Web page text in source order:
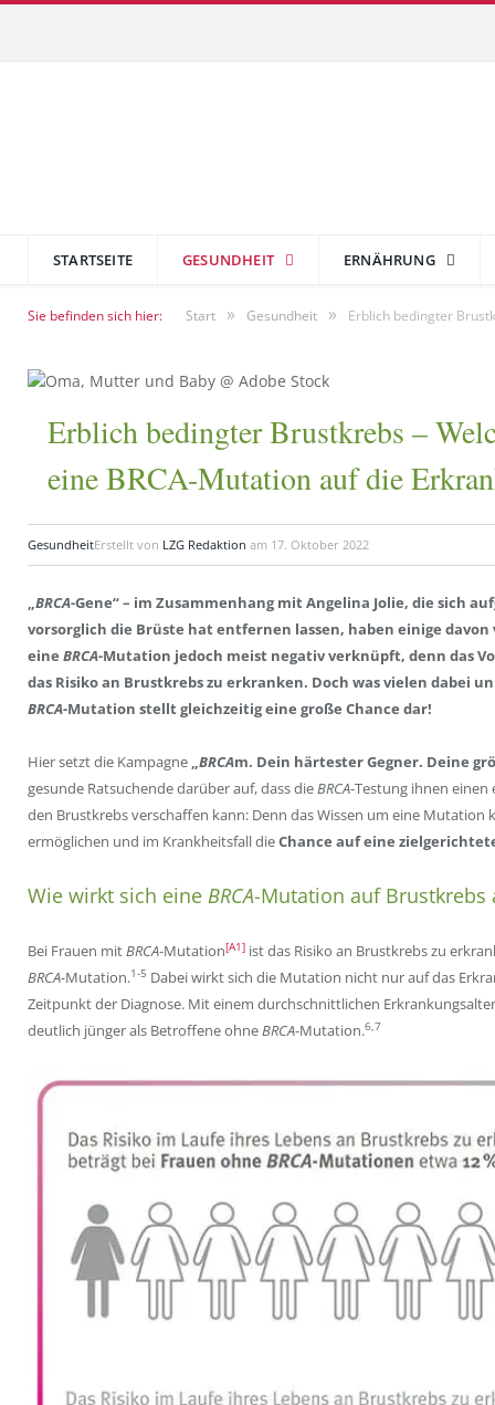
STARTSEITE GESUNDHEIT ERNÄHRUNG
Sie befinden sich hier: Start » Gesundheit » Erblich bedingter
Erblich bedingter Brustkrebs –
eine BRCA-Mutation auf die
Erstellt von LZG Redaktion am 17. Oktober 2022
Gesundheit
„BRCA-Gene“ – im Zusammenhang mit Angelina Jolie, die sich
vorsorglich die Brüste hat entfernen lassen, haben einige
eine BRCA-Mutation jedoch meist negativ verknüpft, denn das
das Risiko an Brustkrebs zu erkranken. Doch was vielen dabei
BRCA-Mutation stellt gleichzeitig eine große Chance dar!
Hier setzt die Kampagne „BRCAm. Dein härtester Gegner. Deine
gesunde Ratsuchende darüber auf, dass dieBRCA-Testung ihnen einen
den Brustkrebs verschaffen kann: Denn das Wissen um eine Mutation
ermöglichen und im Krankheitsfall dieChance auf eine
Wie wirkt sich eine BRCA-Mutation auf Brustkrebs
Bei Frauen mitBRCA-Mutation[A1] ist das Risiko an Brustkrebs zu
BRCA-Mutation.1-5 Dabei wirkt sich die Mutation nicht nur auf das
Zeitpunkt der Diagnose. Mit einem durchschnittlichen
deutlich jünger als Betroffene ohneBRCA-Mutation.6,7